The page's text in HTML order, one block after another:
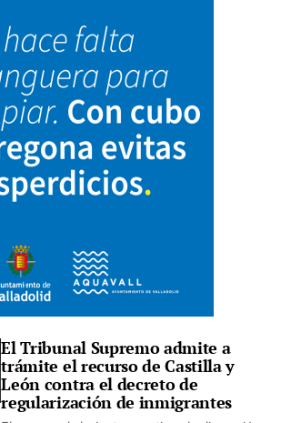
El Tribunal Supremo admite a
trámite el recurso de Castilla y
León contra el decreto de
regularización de inmigrantes